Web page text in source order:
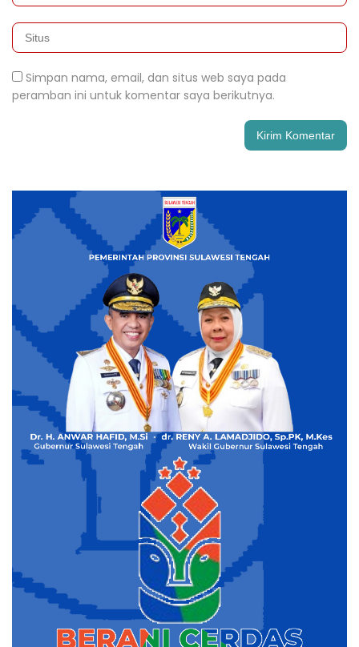
Simpan nama, email, dan situs web saya pada
peramban ini untuk komentar saya berikutnya.